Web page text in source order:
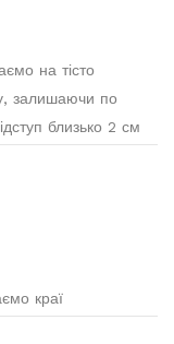
на тісто
залишаючи по
близько 2 см
краї